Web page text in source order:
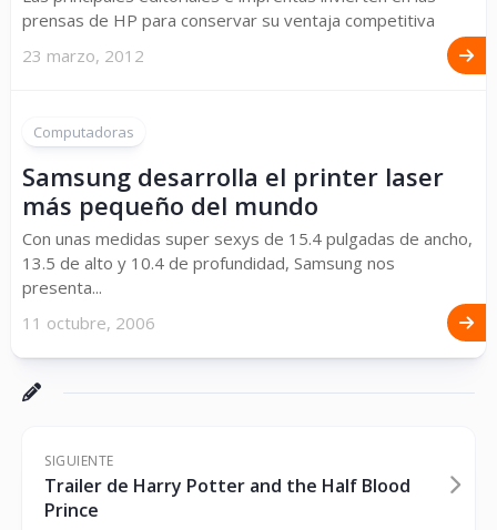
prensas de HP para conservar su ventaja competitiva
23 marzo, 2012
Computadoras
Samsung desarrolla el printer laser
más pequeño del mundo
Con unas medidas super sexys de 15.4 pulgadas de ancho,
13.5 de alto y 10.4 de profundidad, Samsung nos
presenta...
11 octubre, 2006
SIGUIENTE
Trailer de Harry Potter and the Half Blood
Prince